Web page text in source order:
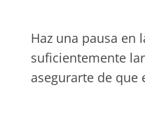
Haz una pausa en
suficientemente
asegurarte de que